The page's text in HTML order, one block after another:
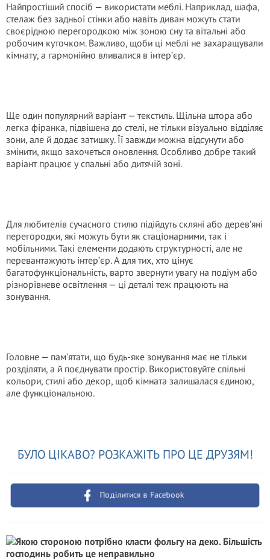
Найпростіший спосіб — використати меблі. Наприклад, шафа,
стелаж без задньої стінки або навіть диван можуть стати
своєрідною перегородкою між зоною сну та вітальні або
робочим куточком. Важливо, щоби ці меблі не захаращували
кімнату, а гармонійно вливалися в інтер’єр.
Ще один популярний варіант — текстиль. Щільна штора або
легка фіранка, підвішена до стелі, не тільки візуально відділяє
зони, але й додає затишку. Її завжди можна відсунути або
змінити, якщо захочеться оновлення. Особливо добре такий
варіант працює у спальні або дитячій зоні.
Для любителів сучасного стилю підійдуть скляні або дерев’яні
перегородки, які можуть бути як стаціонарними, так і
мобільними. Такі елементи додають структурності, але не
перевантажують інтер’єр. А для тих, хто цінує
багатофункціональність, варто звернути увагу на подіум або
різнорівневе освітлення — ці деталі теж працюють на
зонування.
Головне — пам’ятати, що будь-яке зонування має не тільки
розділяти, а й поєднувати простір. Використовуйте спільні
кольори, стилі або декор, щоб кімната залишалася єдиною,
але функціональною.
БУЛО ЦІКАВО? РОЗКАЖІТЬ ПРО ЦЕ ДРУЗЯМ!
Поділитися в Facebook